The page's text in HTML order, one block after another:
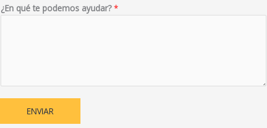
¿En qué te podemos ayudar?*
ENVIAR